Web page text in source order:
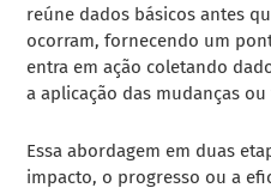
reúne dados básicos antes
ocorram, fornecendo um
entra em ação coletando
a aplicação das mudanças
Essa abordagem em duas
impacto, o progresso ou a